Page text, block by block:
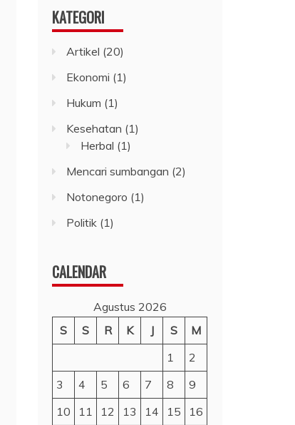
KATEGORI
Artikel (20)
Ekonomi (1)
Hukum (1)
Kesehatan (1)
Herbal (1)
Mencari sumbangan (2)
Notonegoro (1)
Politik (1)
CALENDAR
Agustus 2026
S
S R K J S
M
1
2
3
4 5 6 7 8
9
10
11 12 13 14 15
16